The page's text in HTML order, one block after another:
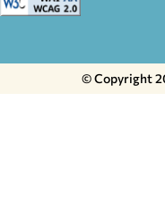
© Copyright